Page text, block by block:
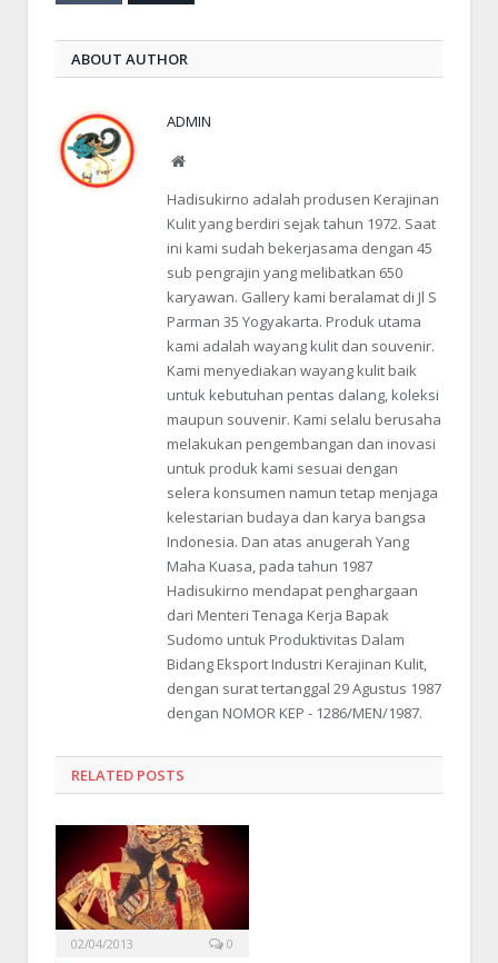
ABOUT AUTHOR
ADMIN
Website
Hadisukirno adalah produsen Kerajinan
Kulit yang berdiri sejak tahun 1972. Saat
ini kami sudah bekerjasama dengan 45
sub pengrajin yang melibatkan 650
karyawan. Gallery kami beralamat di Jl S
Parman 35 Yogyakarta. Produk utama
kami adalah wayang kulit dan souvenir.
Kami menyediakan wayang kulit baik
untuk kebutuhan pentas dalang, koleksi
maupun souvenir. Kami selalu berusaha
melakukan pengembangan dan inovasi
untuk produk kami sesuai dengan
selera konsumen namun tetap menjaga
kelestarian budaya dan karya bangsa
Indonesia. Dan atas anugerah Yang
Maha Kuasa, pada tahun 1987
Hadisukirno mendapat penghargaan
dari Menteri Tenaga Kerja Bapak
Sudomo untuk Produktivitas Dalam
Bidang Eksport Industri Kerajinan Kulit,
dengan surat tertanggal 29 Agustus 1987
dengan NOMOR KEP - 1286/MEN/1987.
RELATED POSTS
02/04/2013 0